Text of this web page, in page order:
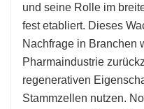
und seine Rolle im
fest etabliert. Dieses
Nachfrage in Branchen
Pharmaindustrie
regenerativen
Stammzellen nutzen.